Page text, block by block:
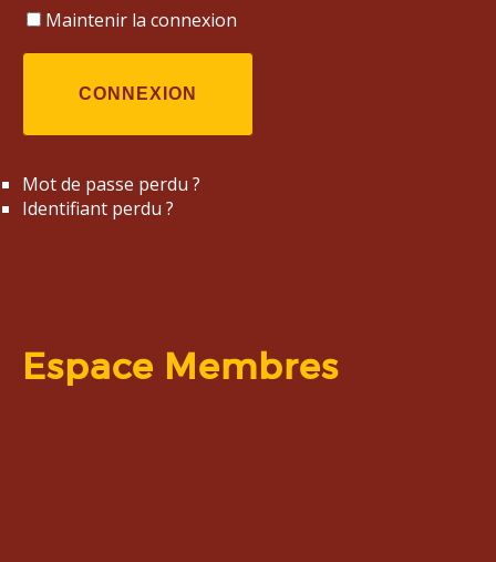
Maintenir la connexion
CONNEXION
Mot de passe perdu ?
Identifiant perdu ?
Espace Membres